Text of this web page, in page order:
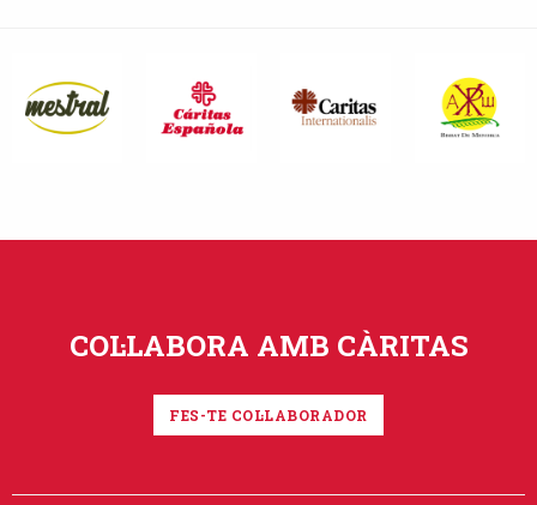
COL·LABORA AMB CÀRITAS
FES-TE COL·LABORADOR